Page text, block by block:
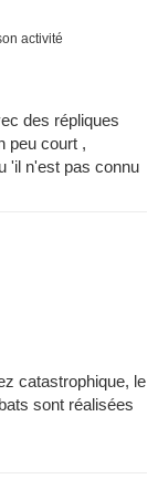
activité
des répliques
peu court ,
'il n'est pas connu
catastrophique, le
sont réalisées